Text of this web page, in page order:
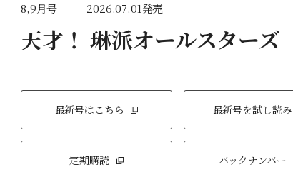
8,9月号 2026.07.01発売
天才！ 琳派オールスターズ
最新号はこちら 最新号を試し読み
定期購読 バックナンバー